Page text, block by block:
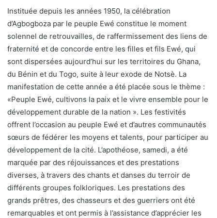
Instituée depuis les années 1950, la célébration
d’Agbogboza par le peuple Ewé constitue le moment
solennel de retrouvailles, de raffermissement des liens de
fraternité et de concorde entre les filles et fils Ewé, qui
sont dispersées aujourd’hui sur les territoires du Ghana,
du Bénin et du Togo, suite à leur exode de Notsè. La
manifestation de cette année a été placée sous le thème :
«Peuple Ewé, cultivons la paix et le vivre ensemble pour le
développement durable de la nation ». Les festivités
offrent l’occasion au peuple Ewé et d’autres communautés
sœurs de fédérer les moyens et talents, pour participer au
développement de la cité. L’apothéose, samedi, a été
marquée par des réjouissances et des prestations
diverses, à travers des chants et danses du terroir de
différents groupes folkloriques. Les prestations des
grands prêtres, des chasseurs et des guerriers ont été
remarquables et ont permis à l’assistance d’apprécier les